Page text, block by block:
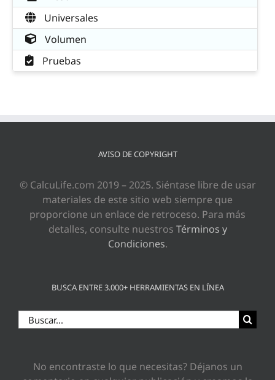
Universales
Volumen
Pruebas
AVISO DE COPYRIGHT
© CalcuLife.com 2019 – 2025. Siéntase libre de usar
materiales de este sitio web siempre que
proporcione un enlace de retroceso. Para más
detalles, consulte nuestros Términos y
Condiciones.
BUSCA ENTRE 3.000+ HERRAMIENTAS EN LÍNEA
Buscar:
No encontraste lo que necesitas? Déjanos un